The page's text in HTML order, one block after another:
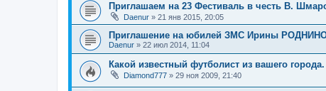
Приглашаем на 23 Фестиваль в честь В.
Daenur » 21 янв 2015, 20:05
Приглашение на юбилей ЗМС Ирины
Daenur » 22 июл 2014, 11:04
Какой известный футболист из вашего города.
Diamond777 » 29 ноя 2009, 21:40